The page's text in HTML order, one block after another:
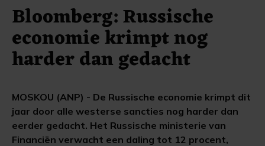
Bloomberg: Russische
economie krimpt nog
harder dan gedacht
MOSKOU (ANP) - De Russische economie krimpt dit
jaar door alle westerse sancties nog harder dan
eerder gedacht. Het Russische ministerie van
Financiën verwacht een daling tot 12 procent,